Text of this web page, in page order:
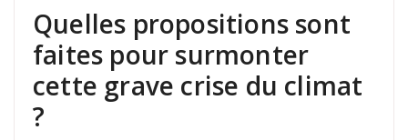
Quelles propositions sont
faites pour surmonter
cette grave crise du climat
?